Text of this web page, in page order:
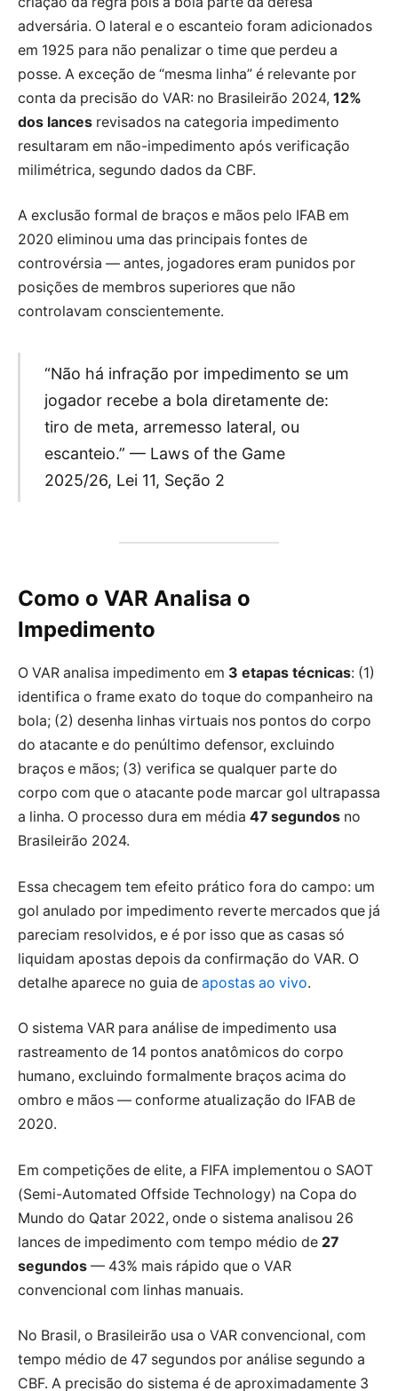
adversária. O lateral e o escanteio foram adicionados
em 1925 para não penalizar o time que perdeu a
posse. A exceção de “mesma linha” é relevante por
conta da precisão do VAR: no Brasileirão 2024, 12%
dos lances revisados na categoria impedimento
resultaram em não-impedimento após verificação
milimétrica, segundo dados da CBF.
A exclusão formal de braços e mãos pelo IFAB em
2020 eliminou uma das principais fontes de
controvérsia — antes, jogadores eram punidos por
posições de membros superiores que não
controlavam conscientemente.
“Não há infração por impedimento se um
jogador recebe a bola diretamente de:
tiro de meta, arremesso lateral, ou
escanteio.” — Laws of the Game
2025/26, Lei 11, Seção 2
Como o VAR Analisa o
Impedimento
O VAR analisa impedimento em 3 etapas técnicas: (1)
identifica o frame exato do toque do companheiro na
bola; (2) desenha linhas virtuais nos pontos do corpo
do atacante e do penúltimo defensor, excluindo
braços e mãos; (3) verifica se qualquer parte do
corpo com que o atacante pode marcar gol ultrapassa
a linha. O processo dura em média 47 segundos no
Brasileirão 2024.
Essa checagem tem efeito prático fora do campo: um
gol anulado por impedimento reverte mercados que já
pareciam resolvidos, e é por isso que as casas só
liquidam apostas depois da confirmação do VAR. O
detalhe aparece no guia de apostas ao vivo.
O sistema VAR para análise de impedimento usa
rastreamento de 14 pontos anatômicos do corpo
humano, excluindo formalmente braços acima do
ombro e mãos — conforme atualização do IFAB de
2020.
Em competições de elite, a FIFA implementou o SAOT
(Semi-Automated Offside Technology) na Copa do
Mundo do Qatar 2022, onde o sistema analisou 26
lances de impedimento com tempo médio de 27
segundos — 43% mais rápido que o VAR
convencional com linhas manuais.
No Brasil, o Brasileirão usa o VAR convencional, com
tempo médio de 47 segundos por análise segundo a
CBF. A precisão do sistema é de aproximadamente 3